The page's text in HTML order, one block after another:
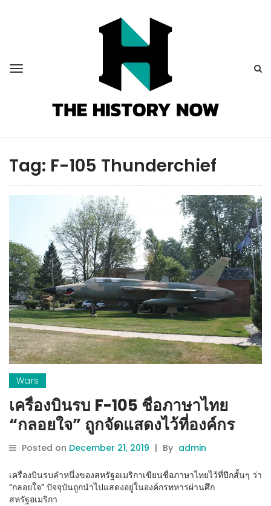
Tag: F-105 Thunderchief
Wars
เครื่องบินรบ F-105 ชื่อภาษาไทย
“กลอยใจ” ถูกจัดแสดงไว้ที่องค์กร
ทหารผ่านศึกสหรัฐอเมริกา
Posted on December 21, 2019 | By admin
เครื่องบินรบลำหนึ่งของสหรัฐอเมริกาเขียนชื่อภาษาไทยไว้ที่ปีกสั้นๆ ว่า
“กลอยใจ” ปัจจุบันถูกนำไปแสดงอยู่ในองค์กรทหารผ่านศึก
สหรัฐอเมริกา